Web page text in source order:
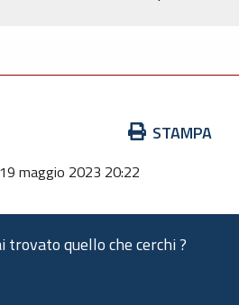
STAMPA
19 maggio 2023 20:22
trovato quello che cerchi ?